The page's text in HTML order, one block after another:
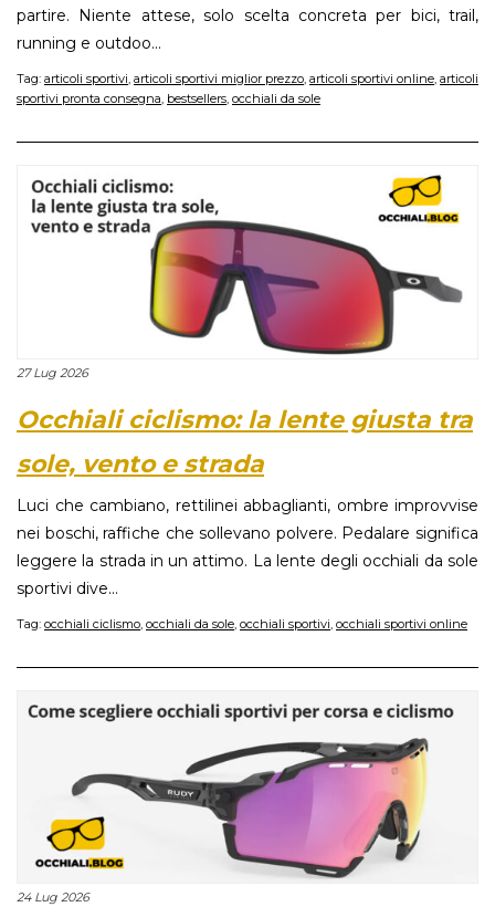
partire. Niente attese, solo scelta concreta per bici, trail,
running e outdoo...
Tag: articoli sportivi, articoli sportivi miglior prezzo, articoli sportivi online, articoli
sportivi pronta consegna, bestsellers, occhiali da sole
27 Lug 2026
Occhiali ciclismo: la lente giusta tra
sole, vento e strada
Luci che cambiano, rettilinei abbaglianti, ombre improvvise
nei boschi, raffiche che sollevano polvere. Pedalare significa
leggere la strada in un attimo. La lente degli occhiali da sole
sportivi dive...
Tag: occhiali ciclismo occhiali da sole occhiali sportivi occhiali sportivi online
24 Lug 2026